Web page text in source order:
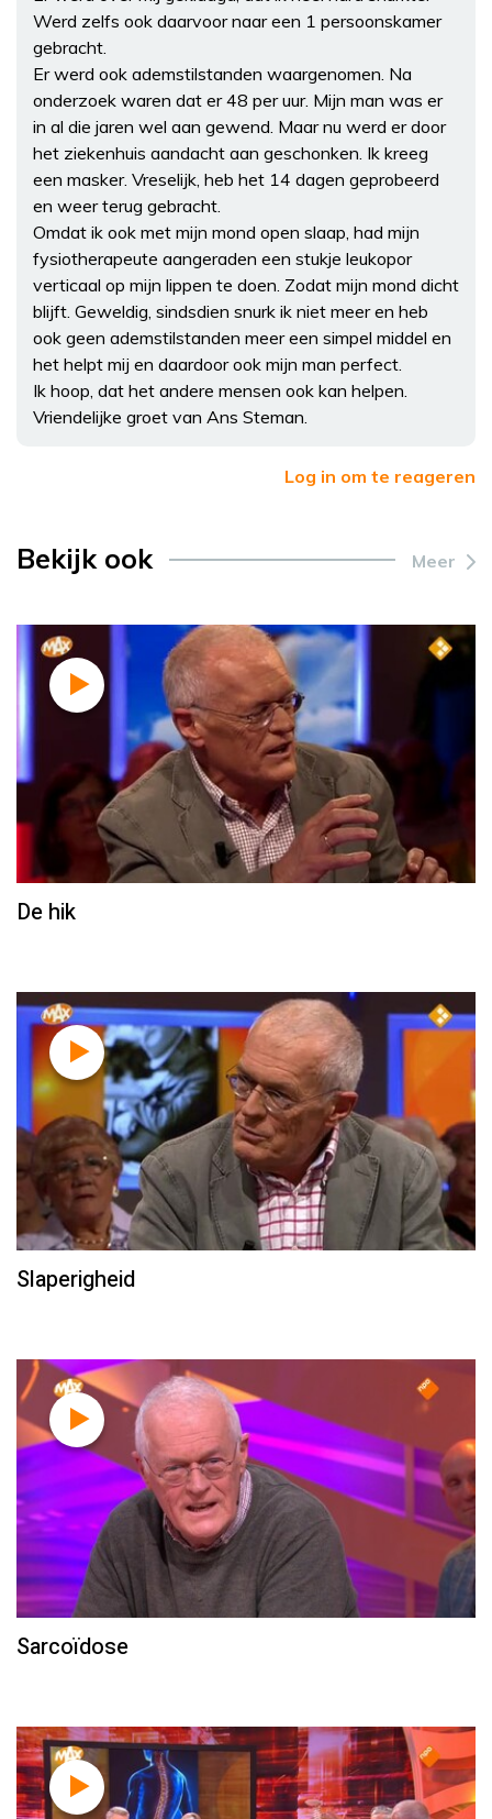
Werd zelfs ook daarvoor naar een 1 persoonskamer
gebracht.
Er werd ook ademstilstanden waargenomen. Na
onderzoek waren dat er 48 per uur. Mijn man was er
in al die jaren wel aan gewend. Maar nu werd er door
het ziekenhuis aandacht aan geschonken. Ik kreeg
een masker. Vreselijk, heb het 14 dagen geprobeerd
en weer terug gebracht.
Omdat ik ook met mijn mond open slaap, had mijn
fysiotherapeute aangeraden een stukje leukopor
verticaal op mijn lippen te doen. Zodat mijn mond dicht
blijft. Geweldig, sindsdien snurk ik niet meer en heb
ook geen ademstilstanden meer een simpel middel en
het helpt mij en daardoor ook mijn man perfect.
Ik hoop, dat het andere mensen ook kan helpen.
Vriendelijke groet van Ans Steman.
Log in om te reageren
Bekijk ook Meer
De hik
Slaperigheid
Sarcoïdose